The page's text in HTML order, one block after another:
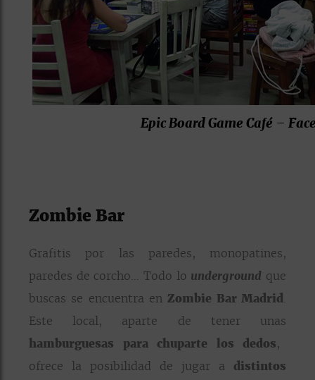
Epic Board Game Café –
Zombie Bar
Grafitis por las paredes, monopatines,
paredes de corcho… Todo lo underground que
buscas se encuentra enZombie Bar Madrid.
Este local, aparte de tener unas
hamburguesas para chuparte los dedos,
ofrece la posibilidad de jugar a distintos